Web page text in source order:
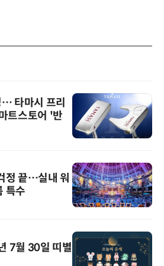
타마시 프리
트스토어 '반
정 끝…실내 워
특수
7월 30일 띠별